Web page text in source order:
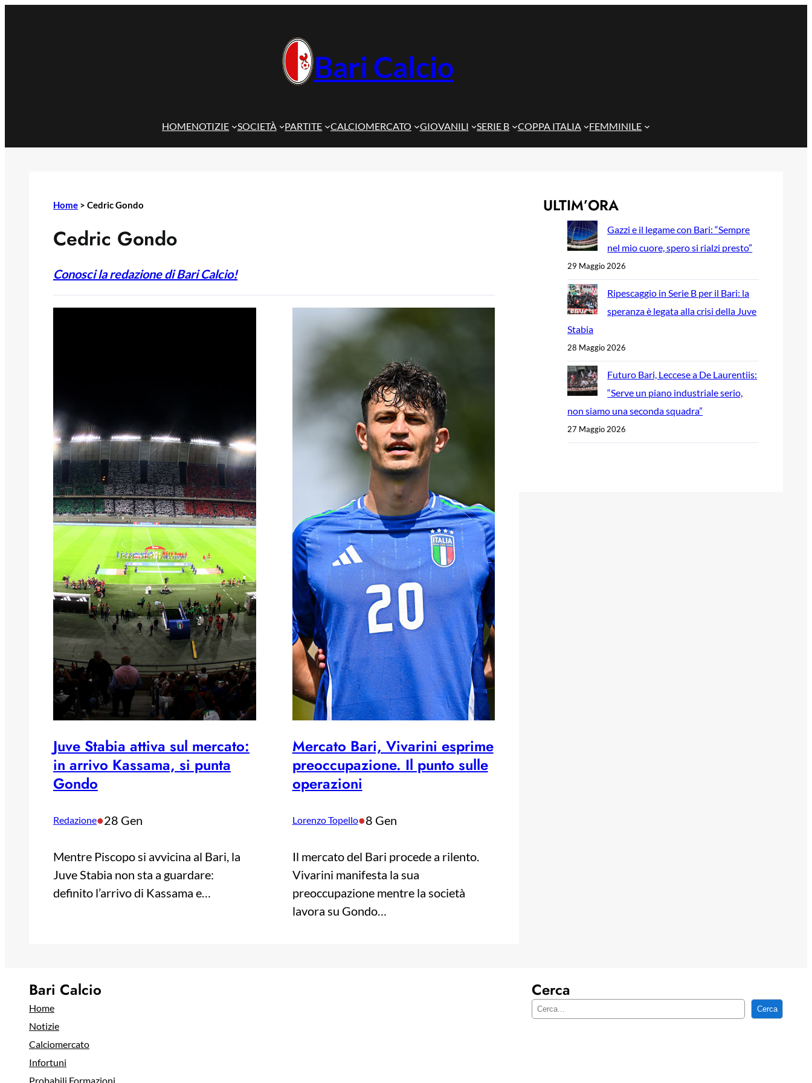
Bari Calcio
HOMENOTIZIE SOCIETÀ PARTITE CALCIOMERCATO GIOVANILI SERIE B COPPA ITALIA FEMMINILE
Home > Cedric Gondo
Cedric Gondo
Conosci la redazione di Bari Calcio!
Juve Stabia attiva sul mercato:
in arrivo Kassama, si punta
Gondo
Redazione•28 Gen
Mentre Piscopo si avvicina al Bari, la
Juve Stabia non sta a guardare:
definito l’arrivo di Kassama e…
Mercato Bari, Vivarini esprime
preoccupazione. Il punto sulle
operazioni
Lorenzo Topello•8 Gen
Il mercato del Bari procede a rilento.
Vivarini manifesta la sua
preoccupazione mentre la società
lavora su Gondo…
ULTIM’ORA
Gazzi e il legame con Bari: “Sempre
nel mio cuore, spero si rialzi presto”
29 Maggio 2026
Ripescaggio in Serie B per il Bari: la
speranza è legata alla crisi della Juve
Stabia
28 Maggio 2026
Futuro Bari, Leccese a De Laurentiis:
“Serve un piano industriale serio,
non siamo una seconda squadra”
27 Maggio 2026
Bari Calcio
Home
Notizie
Calciomercato
Infortuni
Probabili Formazioni
Cerca
C
Cerca